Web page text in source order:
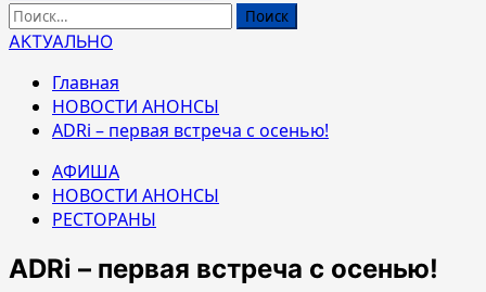
Найти:
АКТУАЛЬНО
Главная
НОВОСТИ АНОНСЫ
ADRi – первая встреча с осенью!
АФИША
НОВОСТИ АНОНСЫ
РЕСТОРАНЫ
ADRi – первая встреча с осенью!